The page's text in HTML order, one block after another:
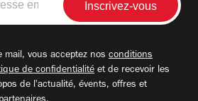
mail, vous acceptez nos conditions
de confidentialité et de recevoir les
de l'actualité, évents, offres et